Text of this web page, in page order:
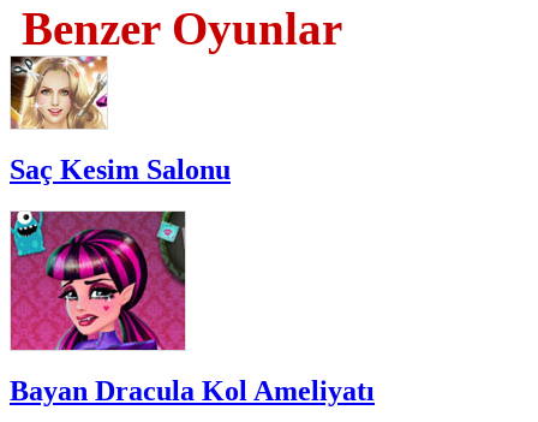
Benzer Oyunlar
Saç Kesim Salonu
Bayan Dracula Kol Ameliyatı